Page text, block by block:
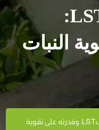
الإجهاد للنباتLST:
النبات
تقنية التدريب منخفض الإجهاد للنباتLST: وقدرته على تقوية